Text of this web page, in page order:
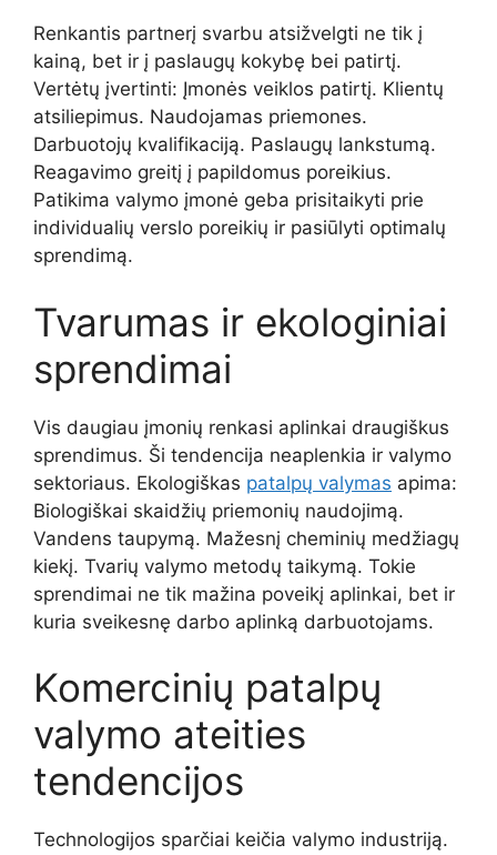
Renkantis partnerį svarbu atsižvelgti ne tik į
kainą, bet ir į paslaugų kokybę bei patirtį.
Vertėtų įvertinti: Įmonės veiklos patirtį. Klientų
atsiliepimus. Naudojamas priemones.
Darbuotojų kvalifikaciją. Paslaugų lankstumą.
Reagavimo greitį į papildomus poreikius.
Patikima valymo įmonė geba prisitaikyti prie
individualių verslo poreikių ir pasiūlyti optimalų
sprendimą.
Tvarumas ir ekologiniai
sprendimai
Vis daugiau įmonių renkasi aplinkai draugiškus
sprendimus. Ši tendencija neaplenkia ir valymo
sektoriaus. Ekologiškas patalpų valymas apima:
Biologiškai skaidžių priemonių naudojimą.
Vandens taupymą. Mažesnį cheminių medžiagų
kiekį. Tvarių valymo metodų taikymą. Tokie
sprendimai ne tik mažina poveikį aplinkai, bet ir
kuria sveikesnę darbo aplinką darbuotojams.
Komercinių patalpų
valymo ateities
tendencijos
Technologijos sparčiai keičia valymo industriją.